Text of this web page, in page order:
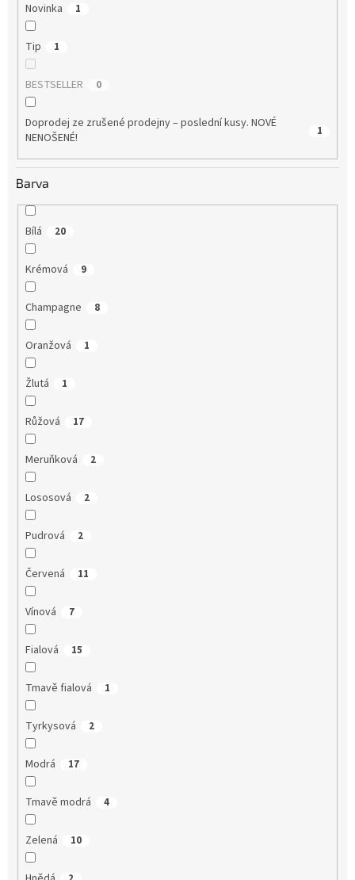
Novinka 1
Tip 1
BESTSELLER 0
Doprodej ze zrušené prodejny – poslední kusy. NOVÉ
NENOŠENÉ!
1
Barva
Bílá 20
Krémová 9
Champagne 8
Oranžová 1
Žlutá 1
Růžová 17
Meruňková 2
Lososová 2
Pudrová 2
Červená 11
Vínová 7
Fialová 15
Tmavě fialová 1
Tyrkysová 2
Modrá 17
Tmavě modrá 4
Zelená 10